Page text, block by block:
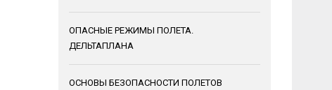
ОПАСНЫЕ РЕЖИМЫ ПОЛЕТА.
ДЕЛЬТАПЛАНА
ОСНОВЫ БЕЗОПАСНОСТИ ПОЛЕТОВ